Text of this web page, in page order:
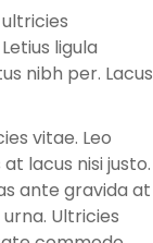
ligula
nibh per. Lacus
vitae. Leo
lacus nisi justo.
ante gravida at
Ultricies